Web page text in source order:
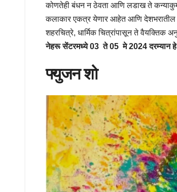
कोणतेही बंधन न ठेवता आणि लडाख ते
कलाकार एकत्र येणार आहेत आणि देशभरातील
शहरचित्रे, धार्मिक चित्रांपासून ते वैयक्तिक
नेहरू सेंटरमध्ये 03 ते 05 मे 2024 दरम्यान हे
फ्युजन शो